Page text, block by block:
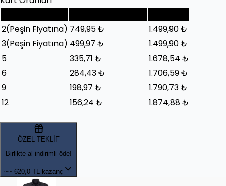
2(Peşin Fiyatına) 749,95 ₺
1.499,90 ₺
3(Peşin Fiyatına) 499,97 ₺
1.499,90 ₺
5
335,71 ₺
1.678,54 ₺
6
284,43 ₺
1.706,59 ₺
9
198,97 ₺
1.790,73 ₺
12
156,24 ₺ 1.874,88 ₺
ÖZEL TEKLİF
Birlikte al indirimli öde!
~~ 620,0 TL kazanç